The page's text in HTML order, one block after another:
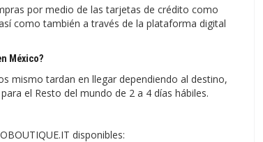
por medio de las tarjetas de crédito como
como también a través de la plataforma digital
México?
mismo tardan en llegar dependiendo al destino,
el Resto del mundo de 2 a 4 días hábiles.
disponibles: